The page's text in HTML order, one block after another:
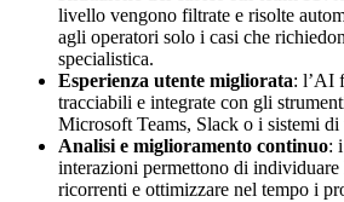
livello vengono filtrate e risolte
agli operatori solo i casi che
specialistica.
Esperienza utente migliorata: l’AI
tracciabili e integrate con gli
Microsoft Teams, Slack o i sistemi
Analisi e miglioramento continuo:
interazioni permettono di individuare
ricorrenti e ottimizzare nel tempo i